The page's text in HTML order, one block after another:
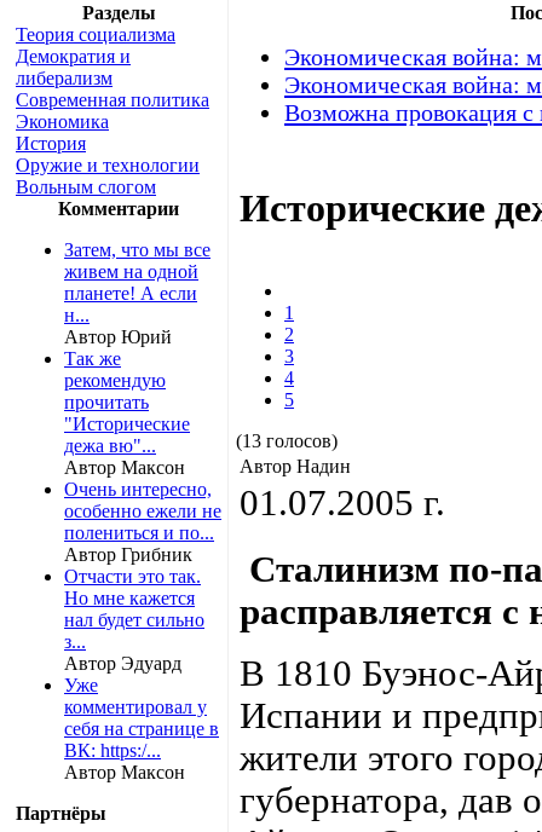
Разделы
Теория социализма
Демократия и
либерализм
Современная политика
Экономика
История
Оружие и технологии
Вольным слогом
Комментарии
Затем, что мы все
живем на одной
планете! А если
н...
Автор Юрий
Так же
рекомендую
прочитать
"Исторические
дежа вю"...
Автор Максон
Очень интересно,
особенно ежели не
полениться и по...
Автор Грибник
Отчасти это так.
Но мне кажется
нал будет сильно
з...
Автор Эдуард
Уже
комментировал у
себя на странице в
ВК: https:/...
Автор Максон
Партнёры
Экономическая война:
Экономическая война:
Возможна провокация
Исторические
1
2
3
4
5
(13 голосов)
Автор Надин
01.07.2005 г.
Сталинизм по-
расправляется с
В 1810 Буэнос-
Испании и
жители этого
губернатора, дав